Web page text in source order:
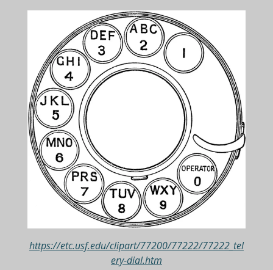
https://etc.usf.edu/clipart/77200/77222/77222_tel
ery-dial.htm